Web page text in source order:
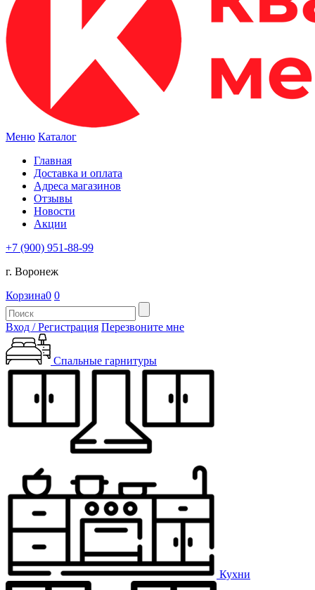
Меню Каталог
Главная
Доставка и оплата
Адреса магазинов
Отзывы
Новости
Акции
+7 (900) 951-88-99
г. Воронеж
Корзина0 0
Вход / Регистрация Перезвоните мне
Спальные гарнитуры
Кухни